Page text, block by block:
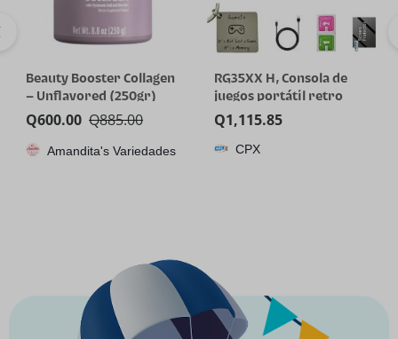
Beauty Booster Collagen
– Unflavored (250gr)
Q885.00
Q600.00
Amandita's Variedades
RG35XX H, Consola de
juegos portátil retro
Anbernic con tarjeta de
64GTF, diseño de joystick
dual, pantalla HD de 3.5
Q1,115.85
CPX